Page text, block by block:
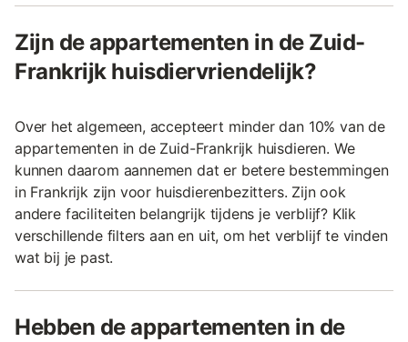
Zijn de appartementen in de Zuid-
Frankrijk huisdiervriendelijk?
Over het algemeen, accepteert minder dan 10% van de
appartementen in de Zuid-Frankrijk huisdieren. We
kunnen daarom aannemen dat er betere bestemmingen
in Frankrijk zijn voor huisdierenbezitters. Zijn ook
andere faciliteiten belangrijk tijdens je verblijf? Klik
verschillende filters aan en uit, om het verblijf te vinden
wat bij je past.
Hebben de appartementen in de